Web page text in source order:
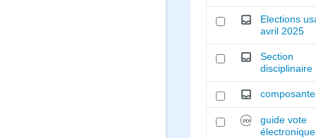
Elections
avril 2025
Section
disciplinaire
guide vote
électronique